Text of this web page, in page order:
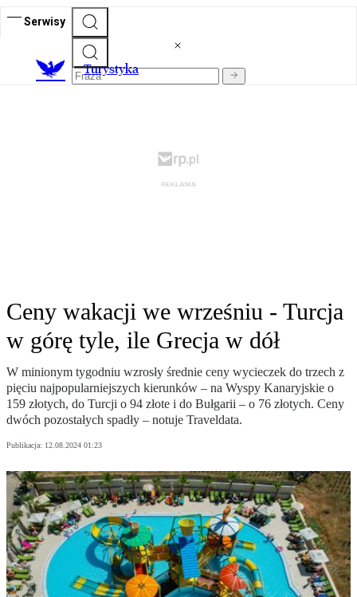
Serwisy
Turystyka
Ceny wakacji we wrześniu - Turcja
w górę tyle, ile Grecja w dół
W minionym tygodniu wzrosły średnie ceny wycieczek do trzech z
pięciu najpopularniejszych kierunków – na Wyspy Kanaryjskie o
159 złotych, do Turcji o 94 złote i do Bułgarii – o 76 złotych. Ceny
dwóch pozostałych spadły – notuje Traveldata.
Publikacja: 12.08.2024 01:23